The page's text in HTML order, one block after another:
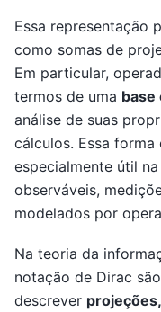
Essa representação
como somas de
Em particular,
termos de uma base
análise de suas
cálculos. Essa
especialmente útil
observáveis,
modelados por
Na teoria da
notação de Dirac
descrever